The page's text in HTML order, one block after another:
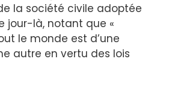
la société civile adoptée
jour-là, notant que «
le monde est d’une
autre en vertu des lois